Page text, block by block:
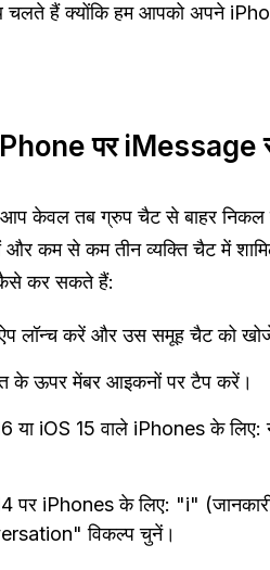
चलते हैं क्योंकि हम आपको अपने
पर iMessage
केवल तब ग्रुप चैट से बाहर
और कम से कम तीन व्यक्ति चैट में
कर सकते हैं:
लॉन्च करें और उस समूह चैट को
के ऊपर मेंबर आइकनों पर टैप करें।
या iOS 15 वाले iPhones के
पर iPhones के लिए: "i"
विकल्प चुनें।